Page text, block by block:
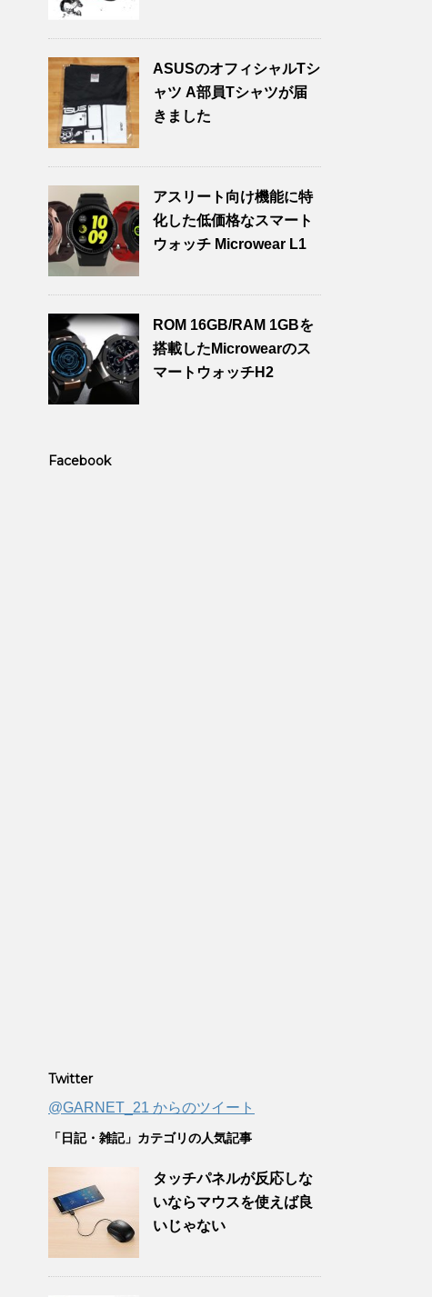
ASUSのオフィシャルTシ
ャツ A部員Tシャツが届
きました
アスリート向け機能に特
化した低価格なスマート
ウォッチ Microwear L1
ROM 16GB/RAM 1GBを
搭載したMicrowearのス
マートウォッチH2
Facebook
Twitter
@GARNET_21 からのツイート
「日記・雑記」カテゴリの人気記事
タッチパネルが反応しな
いならマウスを使えば良
いじゃない